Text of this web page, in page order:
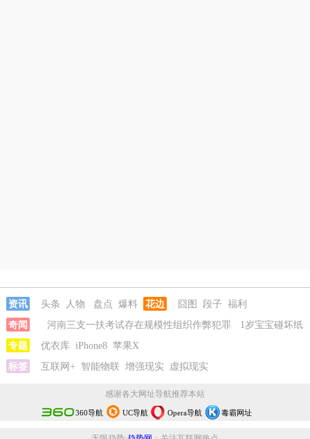
资讯 头条 人物 盘点 爆料 花边 囧图 段子 福利
奇闻
河南三支一扶考试存在规模性组织作弊犯罪
1岁宝宝碰坏纸
巾盒三亚酒店索赔924元
女子开一天一夜空调后二氧化碳中毒
拖欠3700万致市政工程停工
26岁女儿谈47岁妈妈突然产女
支一扶考试存在规模性组织作弊犯罪
1岁宝宝碰坏纸巾盒三亚酒店索
专题 优衣库 iPhone8 苹果X
标签
互联网+ 智能物联 增强现实 虚拟现实
感谢各大网址导航推荐本站
360导航 UC导航 Opera导航 毒霸网址